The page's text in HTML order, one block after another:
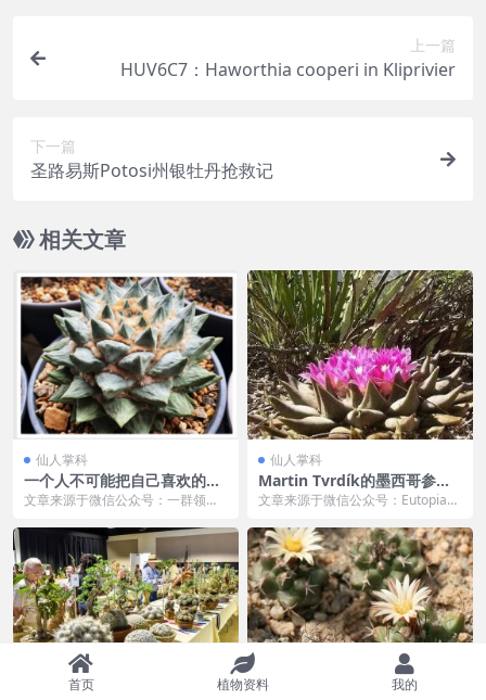
上一篇
HUV6C7：Haworthia cooperi in Kliprivier
下一篇
圣路易斯Potosi州银牡丹抢救记
相关文章
仙人掌科
一个人不可能把自己喜欢的牡
丹全部拥有！
文章来源于微信公众号：一群领仙
所有的事情 一个...
仙人掌科
Martin Tvrdík的墨西哥参访
记DAY7-10
文章来源于微信公众号：Eutopia，
意R...
首页 植物资料 我的